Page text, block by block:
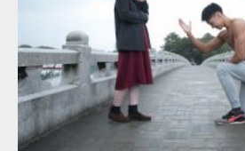
公園のマッチョ
肩
ダウンロード
で紹介さ…
NHK「所さん！事件
た（6/8放送）